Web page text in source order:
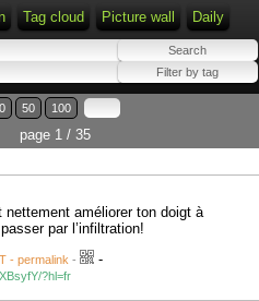
Tag cloud Picture wall Daily
50 100
page 1 / 35
améliorer ton doigt à
par l’infiltration!
- permalink - -
?hl=fr